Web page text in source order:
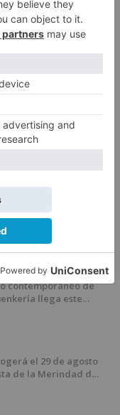
de Burgos
millones de euros
plantas solares
de 35 años
silla de ruedas tras
en Burgos
de Burgos ha
hucha" y depende
para sostener las
contemporáneo de
llega este
el 29 de agosto
de la Merindad de